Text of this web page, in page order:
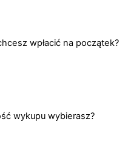
wpłacić na początek?
wykupu wybierasz?